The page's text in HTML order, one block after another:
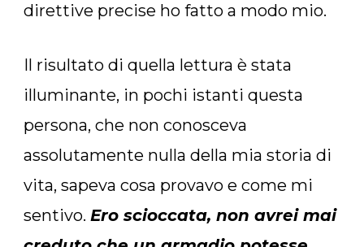
direttive precise ho fatto a modo mio.
Il risultato di quella lettura è stata
illuminante, in pochi istanti questa
persona, che non conosceva
assolutamente nulla della mia storia di
vita, sapeva cosa provavo e come mi
sentivo. Ero scioccata, non avrei mai